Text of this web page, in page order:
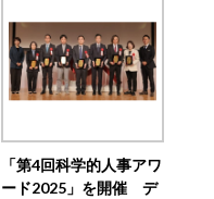
「第4回科学的人事アワ
ード2025」を開催 デ